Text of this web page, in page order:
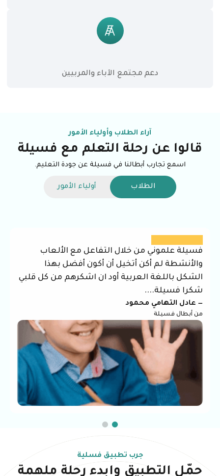
دعم مجتمع الآباء والمربيين
آراء الطلاب وأولياء الأمور
قالوا عن رحلة التعلم مع فسيلة
اسمع تجارب أبطالنا في فسيلة عن جودة التعليم.
الطلاب أولياء الأمور
فسيلة علموني من خلال التفاعل مع الألعاب
والأنشطة لم أكن أتخيل أن أكون أفضل بهذا
الشكل باللغة العربية أود ان اشكرهم من كل قلبي
شكرا فسيلة....
— عادل التهامي محمود
من أبطال فسيلة
جرب تطبيق فسلية
حمّل التطبيق وابدء رحلة ملهمة